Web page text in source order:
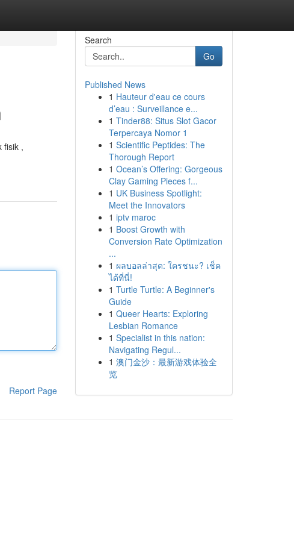
fisik ,
Report Page
Search
Go
Published News
1 Hauteur d'eau ce cours
d’eau : Surveillance e...
1 Tinder88: Situs Slot Gacor
Terpercaya Nomor 1
1 Scientific Peptides: The
Thorough Report
1 Ocean’s Offering: Gorgeous
Clay Gaming Pieces f...
1 UK Business Spotlight:
Meet the Innovators
1 iptv maroc
1 Boost Growth with
Conversion Rate Optimization
...
1 ผลบอลล่าสุด: ใครชนะ? เช็ค
ได้ที่นี่!
1 Turtle Turtle: A Beginner's
Guide
1 Queer Hearts: Exploring
Lesbian Romance
1 Specialist in this nation:
Navigating Regul...
1 澳门金沙：最新游戏体验全
览